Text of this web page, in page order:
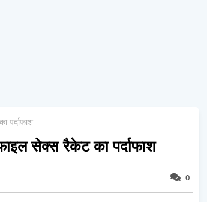
पर्दाफाश
सेक्स रैकेट का पर्दाफाश
0